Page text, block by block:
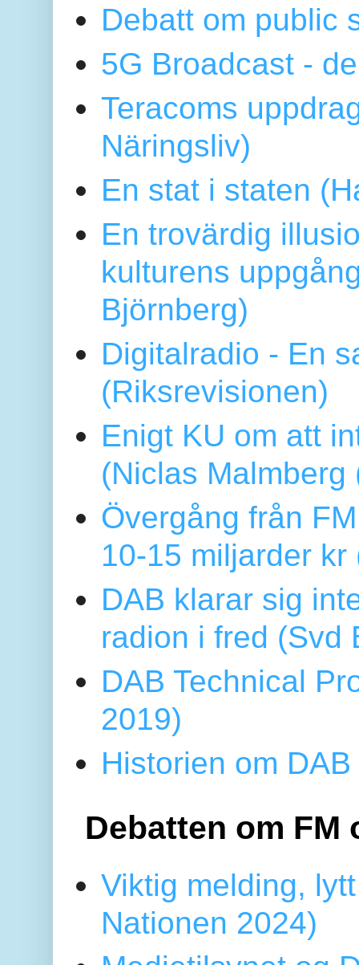
Debatt om public
5G Broadcast -
Teracoms
Näringsliv)
En stat i staten
En trovärdig
kulturens
Björnberg)
Digitalradio - En
(Riksrevisionen)
Enigt KU om att
(Niclas
Övergång från
10-15 miljarder kr
DAB klarar sig
radion i fred (Svd
DAB Technical
2019)
Historien om
Debatten om FM
Viktig melding,
Nationen 2024)